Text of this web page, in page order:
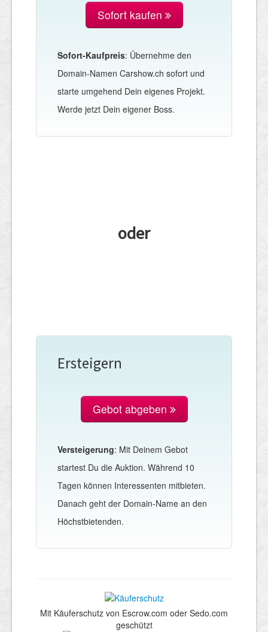
Sofort kaufen
Sofort-Kaufpreis: Übernehme den
Domain-Namen Carshow.ch sofort und
starte umgehend Dein eigenes Projekt.
Werde jetzt Dein eigener Boss.
oder
Ersteigern
Gebot abgeben
Versteigerung: Mit Deinem Gebot
startest Du die Auktion. Während 10
Tagen können Interessenten mitbieten.
Danach geht der Domain-Name an den
Höchstbietenden.
Mit Käuferschutz von Escrow.com oder Sedo.com
geschützt